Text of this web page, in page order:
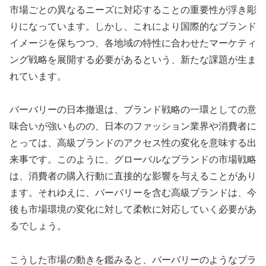
市場ごとの異なるニーズに対応することの重要性が浮き彫
りになっています。しかし、これにより国際的なブランド
イメージを保ちつつ、各地域の特性に合わせたマーケティ
ング戦略を展開する必要があるという、新たな課題が生ま
れています。
バーバリーの日本撤退は、ブランド戦略の一環としての意
味合いが強いものの、日本のファッション業界や消費者に
とっては、高級ブランドのアクセス性の変化を意味する出
来事です。このように、グローバルなブランドの市場戦略
は、消費者の購入行動に直接的な影響を与えることがあり
ます。それゆえに、バーバリーを含む高級ブランドは、今
後も市場環境の変化に対して柔軟に対応していく必要があ
るでしょう。
こうした市場の動きを鑑みると、バーバリーのようなブラ